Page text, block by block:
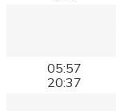
05:57
20:37